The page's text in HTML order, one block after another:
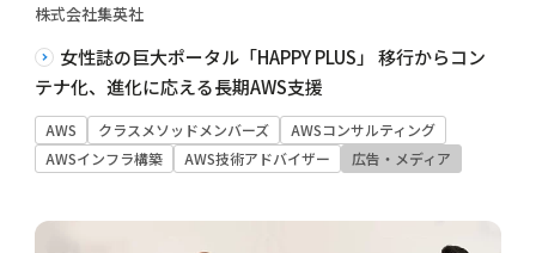
株式会社集英社
女性誌の巨大ポータル「HAPPY PLUS」 移行からコン
テナ化、進化に応える長期AWS支援
AWS クラスメソッドメンバーズ
AWSコンサルティング
AWSインフラ構築
AWS技術アドバイザー 広告・メディア